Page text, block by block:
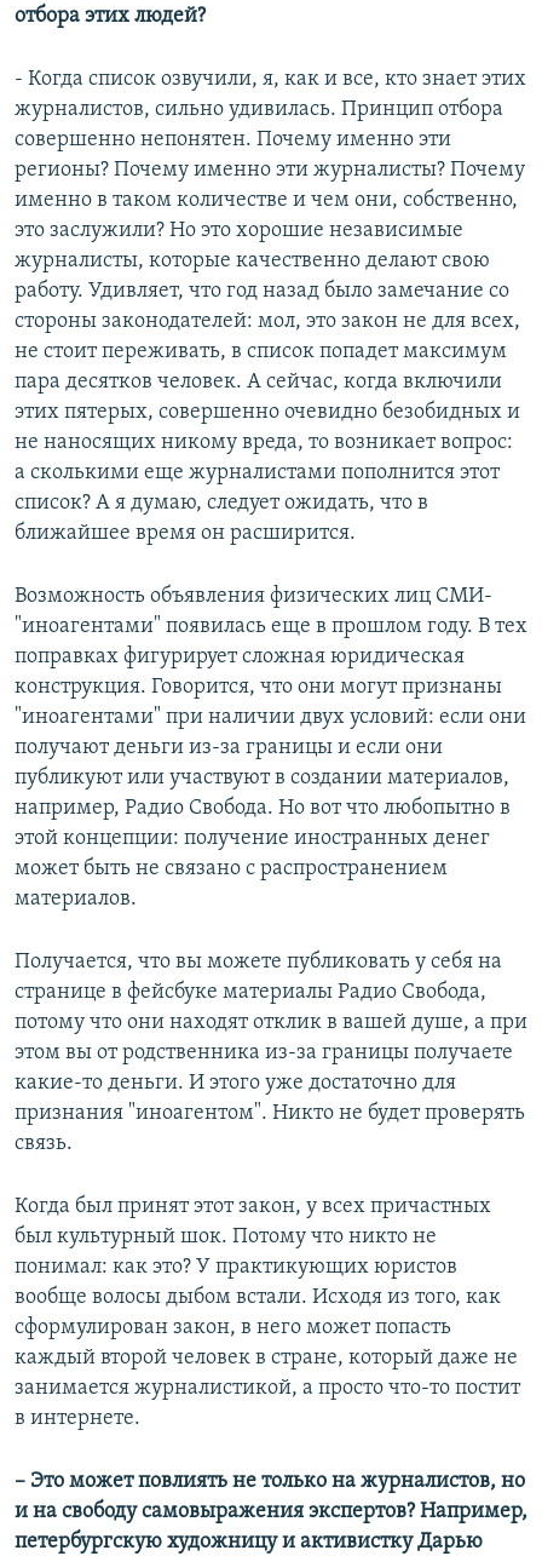
отбора этих людей?
- Когда список озвучили, я, как и все, кто знает этих
журналистов, сильно удивилась. Принцип отбора
совершенно непонятен. Почему именно эти
регионы? Почему именно эти журналисты? Почему
именно в таком количестве и чем они, собственно,
это заслужили? Но это хорошие независимые
журналисты, которые качественно делают свою
работу. Удивляет, что год назад было замечание со
стороны законодателей: мол, это закон не для всех,
не стоит переживать, в список попадет максимум
пара десятков человек. А сейчас, когда включили
этих пятерых, совершенно очевидно безобидных и
не наносящих никому вреда, то возникает вопрос:
а сколькими еще журналистами пополнится этот
список? А я думаю, следует ожидать, что в
ближайшее время он расширится.
Возможность объявления физических лиц СМИ-
"иноагентами" появилась еще в прошлом году. В тех
поправках фигурирует сложная юридическая
конструкция. Говорится, что они могут признаны
"иноагентами" при наличии двух условий: если они
получают деньги из-за границы и если они
публикуют или участвуют в создании материалов,
например, Радио Свобода. Но вот что любопытно в
этой концепции: получение иностранных денег
может быть не связано с распространением
материалов.
Получается, что вы можете публиковать у себя на
странице в фейсбуке материалы Радио Свобода,
потому что они находят отклик в вашей душе, а при
этом вы от родственника из-за границы получаете
какие-то деньги. И этого уже достаточно для
признания "иноагентом". Никто не будет проверять
связь.
Когда был принят этот закон, у всех причастных
был культурный шок. Потому что никто не
понимал: как это? У практикующих юристов
вообще волосы дыбом встали. Исходя из того, как
сформулирован закон, в него может попасть
каждый второй человек в стране, который даже не
занимается журналистикой, а просто что-то постит
в интернете.
– Это может повлиять не только на журналистов, но
и на свободу самовыражения экспертов? Например,
петербургскую художницу и активистку Дарью